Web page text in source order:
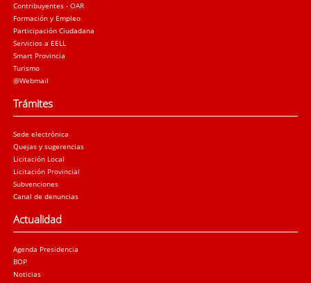
Contribuyentes - OAR
Formación y Empleo
Participación Ciudadana
Servicios a EELL
Smart Provincia
Turismo
@Webmail
Trámites
Sede electrónica
Quejas y sugerencias
Licitación Local
Licitación Provincial
Subvenciones
Canal de denuncias
Actualidad
Agenda Presidencia
BOP
Noticias